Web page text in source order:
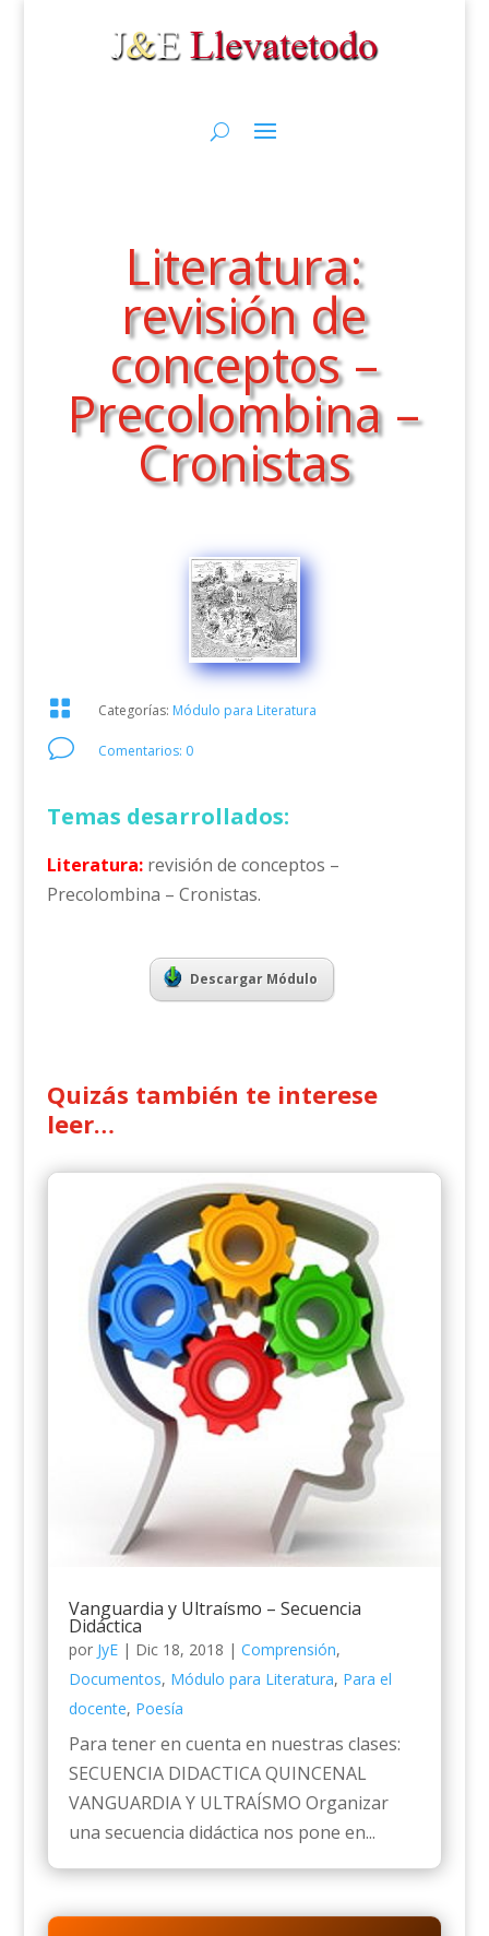
Literatura:
revisión de
conceptos –
Precolombina –
Cronistas
 Categorías: Módulo para Literatura
v Comentarios: 0
Temas desarrollados:
Literatura:revisión de conceptos –
Precolombina – Cronistas.
Descargar Módulo
Quizás también te interese
leer…
Vanguardia y Ultraísmo – Secuencia
Didáctica
por JyE| Dic 18, 2018 | Comprensión,
Documentos, Módulo para Literatura, Para el
docente, Poesía
Para tener en cuenta en nuestras clases:
SECUENCIA DIDACTICA QUINCENAL
VANGUARDIA Y ULTRAÍSMO Organizar
una secuencia didáctica nos pone en...